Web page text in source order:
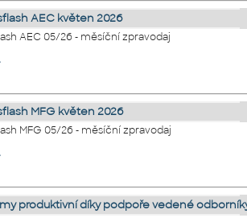
AEC květen 2026
AEC 05/26 - měsíční zpravodaj
MFG květen 2026
MFG 05/26 - měsíční zpravodaj
produktivní díky podpoře vedené